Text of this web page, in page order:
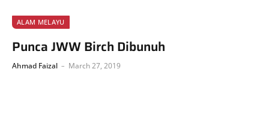
ALAM MELAYU
Punca JWW Birch Dibunuh
Ahmad Faizal March 27, 2019